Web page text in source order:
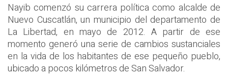
Nayib comenzó su carrera política como alcalde de
Nuevo Cuscatlán, un municipio del departamento de
La Libertad, en mayo de 2012. A partir de ese
momento generó una serie de cambios sustanciales
en la vida de los habitantes de ese pequeño pueblo,
ubicado a pocos kilómetros de San Salvador.